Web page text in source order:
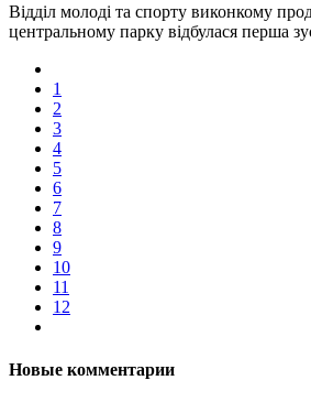
Відділ молоді та спорту виконкому
центральному парку відбулася перша
1
2
3
4
5
6
7
8
9
10
11
12
Новые комментарии